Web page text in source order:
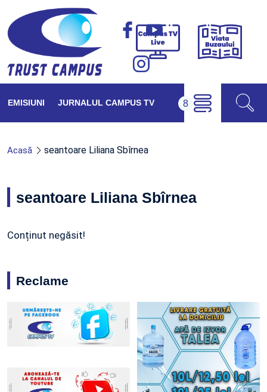
Campus
Viața
EMISIUNI JURNALUL CAMPUS TV
Acasă seantoare Liliana Sbîrnea
seantoare Liliana Sbîrnea
Conținut negăsit!
Reclame